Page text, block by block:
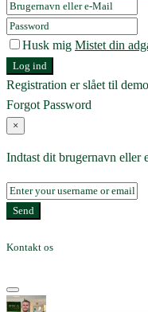
Husk mig Mistet din
Log ind
Registration er slået til
Forgot Password
×
Indtast dit brugernavn eller
Send
Kontakt os